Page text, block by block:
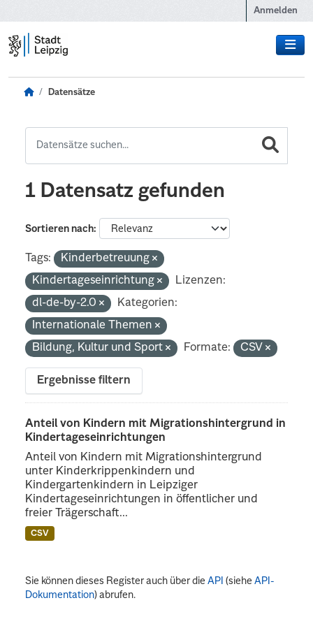
Anmelden
Datensätze
1 Datensatz gefunden
Sortieren nach
Tags:
Kinderbetreuung
Kindertageseinrichtung
Lizenzen:
dl-de-by-2.0
Kategorien:
Internationale Themen
Bildung, Kultur und Sport
Formate: CSV
Ergebnisse filtern
Anteil von Kindern mit Migrationshintergrund in
Kindertageseinrichtungen
Anteil von Kindern mit Migrationshintergrund
unter Kinderkrippenkindern und
Kindergartenkindern in Leipziger
Kindertageseinrichtungen in öffentlicher und
freier Trägerschaft...
CSV
Sie können dieses Register auch über dieAPI (sieheAPI-
Dokumentation) abrufen.